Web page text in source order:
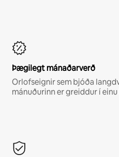
Þægilegt mánaðarverð
Orlofseignir sem bjóða
mánuðurinn er greiddur í